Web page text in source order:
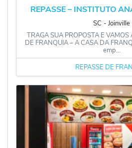
REPASSE – INSTITUTO
SC ‐ Joinville
TRAGA SUA PROPOSTA E VAMOS
DE FRANQUIA – A CASA DA
emp...
REPASSE DE